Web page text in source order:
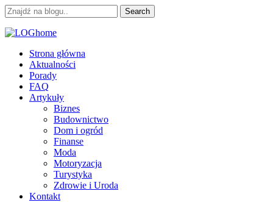
Skip
to
navigation
Skip
to
content
Search
for:
LOGhome
Miejsce pełne kreatywności
Strona główna
Aktualności
Porady
FAQ
Artykuły
Biznes
Budownictwo
Dom i ogród
Finanse
Moda
Motoryzacja
Turystyka
Zdrowie i Uroda
Kontakt